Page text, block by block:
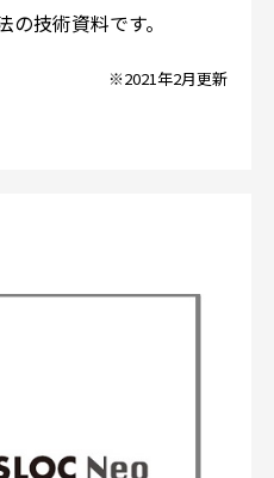
技術資料です。
※2021年2月更新